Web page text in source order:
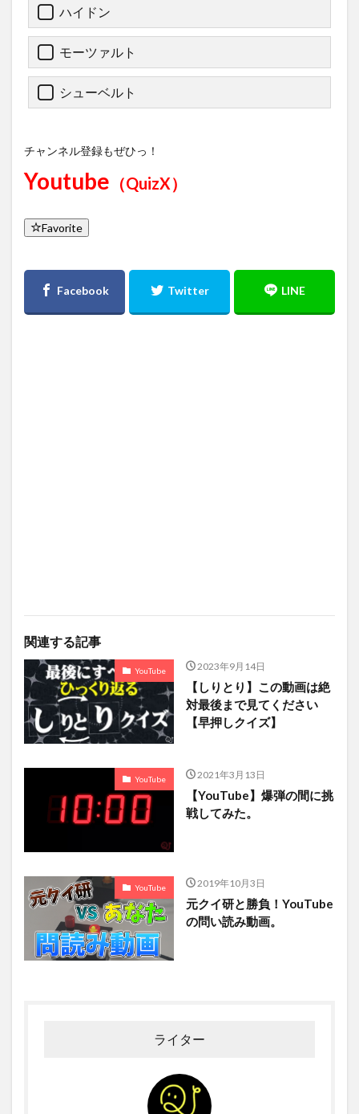
ハイドン
モーツァルト
シューベルト
チャンネル登録もぜひっ！
Youtube （QuizX）
Favorite
関連する記事
YouTube 2023年9月14日
【しりとり】この動画は絶
対最後まで見てください
【早押しクイズ】
YouTube 2021年3月13日
【YouTube】爆弾の間に挑
戦してみた。
YouTube 2019年10月3日
元クイ研と勝負！YouTube
の問い読み動画。
ライター